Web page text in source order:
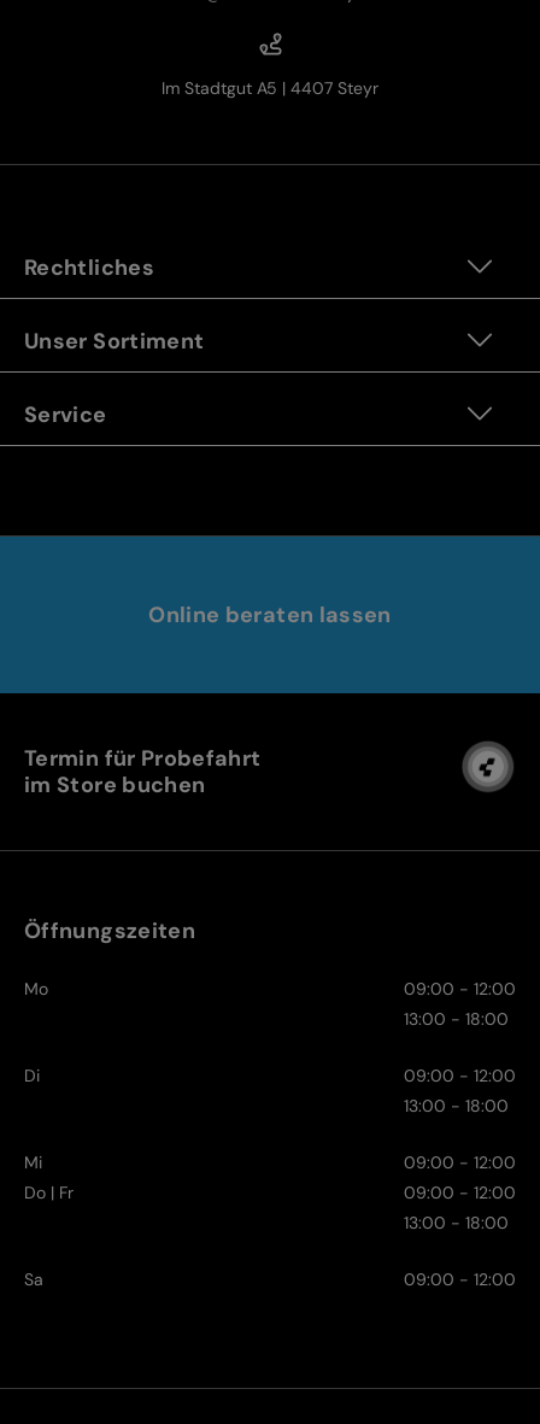
Im Stadtgut A5 | 4407 Steyr
Rechtliches
Unser Sortiment
Service
Online beraten lassen
Termin für Probefahrt
im Store buchen
Öffnungszeiten
Mo
09:00 - 12:00
13:00 - 18:00
Di
09:00 - 12:00
13:00 - 18:00
Mi
09:00 - 12:00
Do | Fr
09:00 - 12:00
13:00 - 18:00
Sa 09:00 - 12:00